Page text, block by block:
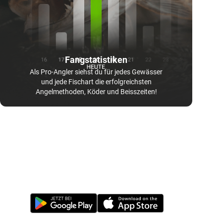
Fangstatistiken
Als Pro-Angler siehst du für jedes Gewässer
und jede Fischart die erfolgreichsten
Angelmethoden, Köder und Beisszeiten!